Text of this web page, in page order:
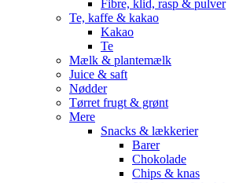
Fibre, klid, rasp & pulver
Te, kaffe & kakao
Kakao
Te
Mælk & plantemælk
Juice & saft
Nødder
Tørret frugt & grønt
Mere
Snacks & lækkerier
Barer
Chokolade
Chips & knas